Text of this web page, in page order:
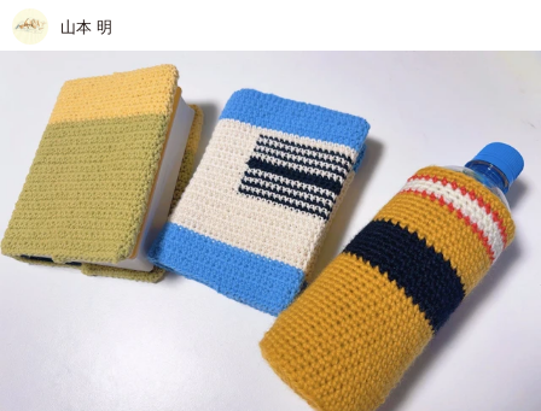
山本 明